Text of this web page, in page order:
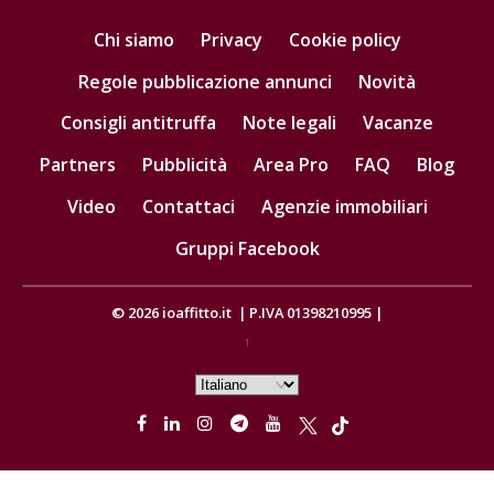
Chi siamo Privacy
Cookie policy
Regole pubblicazione annunci
Novità
Consigli antitruffa
Note legali
Vacanze
Partners
Pubblicità Area Pro FAQ
Blog
Video
Contattaci
Agenzie immobiliari
Gruppi Facebook
© 2026 ioaffitto.it | P.IVA 01398210995 |
1